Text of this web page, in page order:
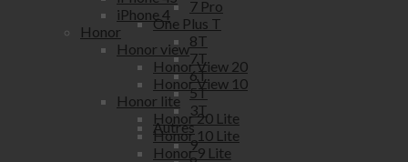
7 Pro
One Plus T
8T
7T
6T
5T
3T
Autres
9
iPhone 4
Honor
Honor view
Honor View 20
Honor View 10
Honor lite
Honor 20 Lite
Honor 10 Lite
Honor 9 Lite